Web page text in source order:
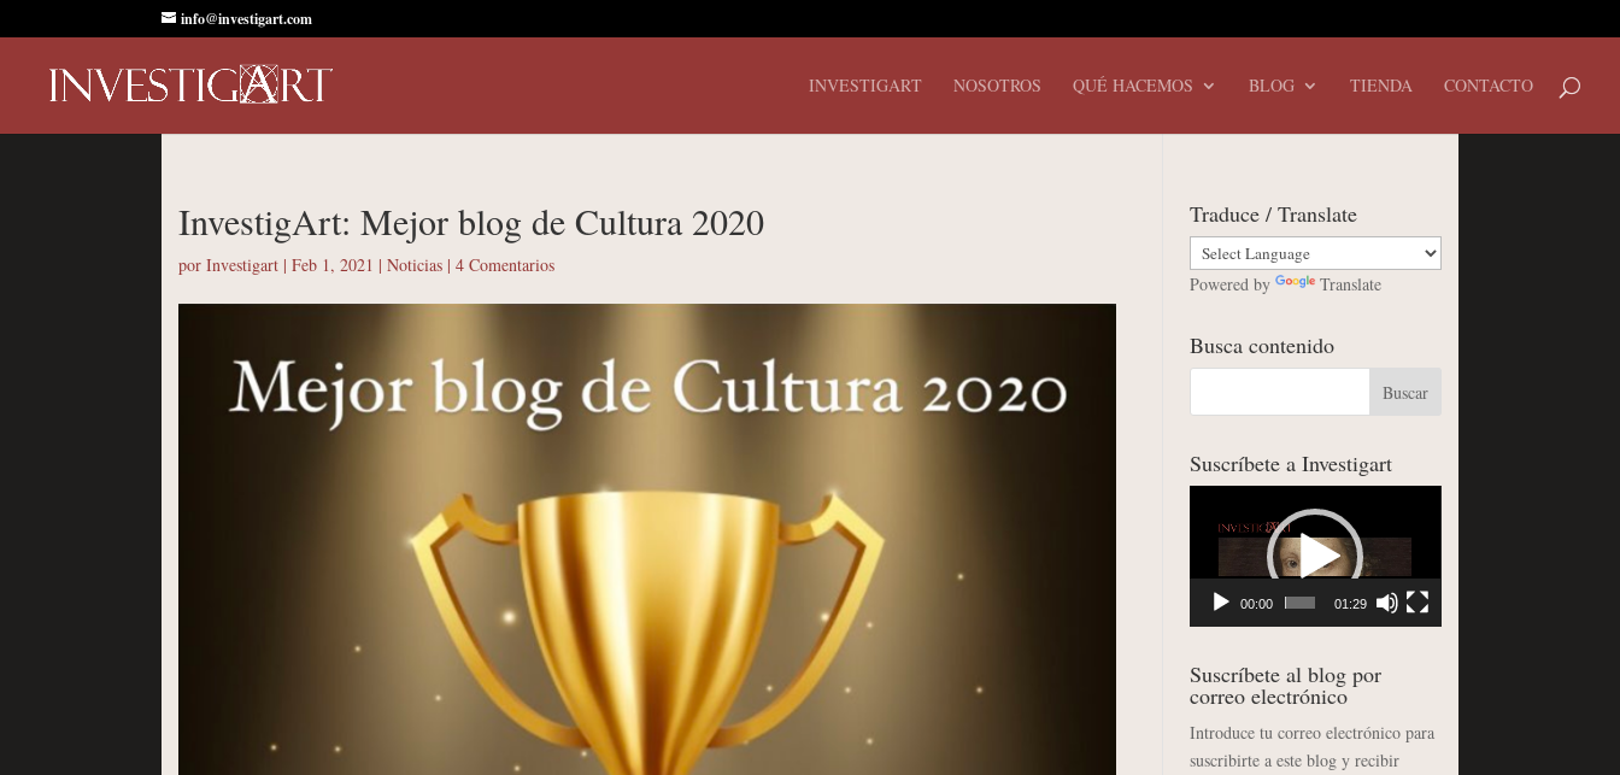
info@investigart.com
INVESTIGART NOSOTROS QUÉ HACEMOS BLOG TIENDA CONTACTO
InvestigArt: Mejor blog de Cultura 2020
porInvestigart |Feb 1, 2021 |Noticias |4 Comentarios
Traduce / Translate
Powered by Translate
Busca contenido
Suscríbete a Investigart
00:00 01:29
Suscríbete al blog por
correo electrónico
Introduce tu correo electrónico para
suscribirte a este blog y recibir